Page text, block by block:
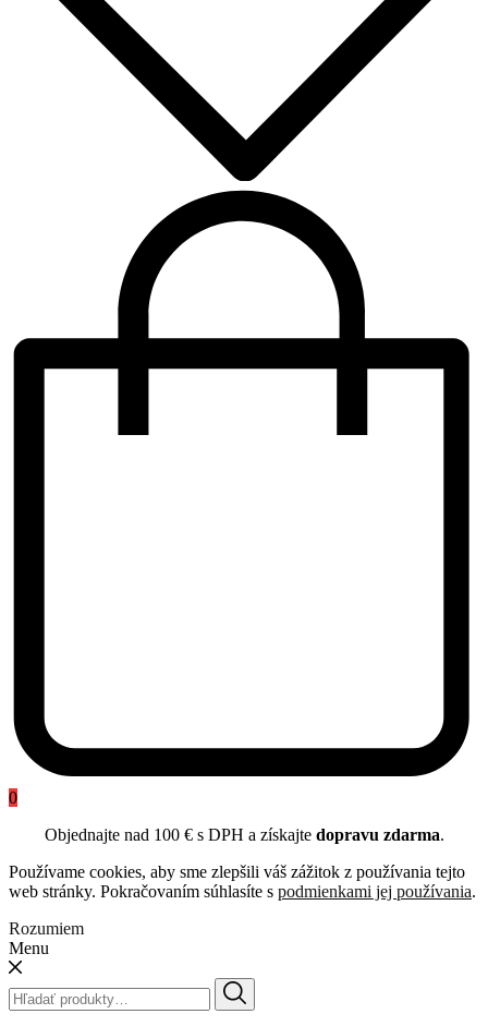
0
Objednajte nad 100 € s DPH a získajte dopravu zdarma.
Používame cookies, aby sme zlepšili váš zážitok z používania tejto
web stránky. Pokračovaním súhlasíte s podmienkami jej používania.
Rozumiem
Menu
Hľadať: